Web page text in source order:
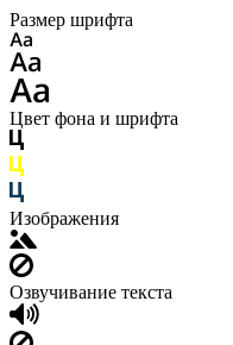
Размер шрифта
Цвет фона и шрифта
Изображения
Озвучивание текста